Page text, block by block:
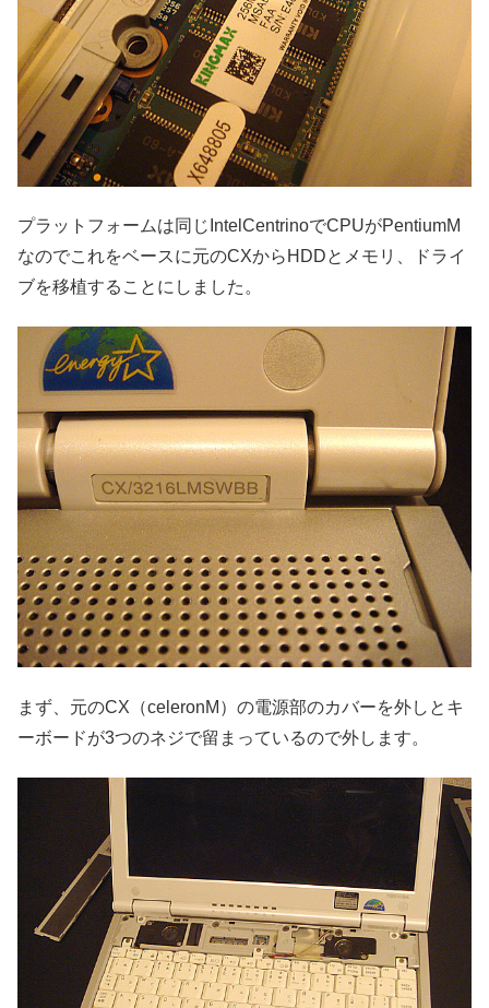
プラットフォームは同じIntelCentrinoでCPUがPentiumM
なのでこれをベースに元のCXからHDDとメモリ、ドライ
ブを移植することにしました。
まず、元のCX（celeronM）の電源部のカバーを外しとキ
ーボードが3つのネジで留まっているので外します。